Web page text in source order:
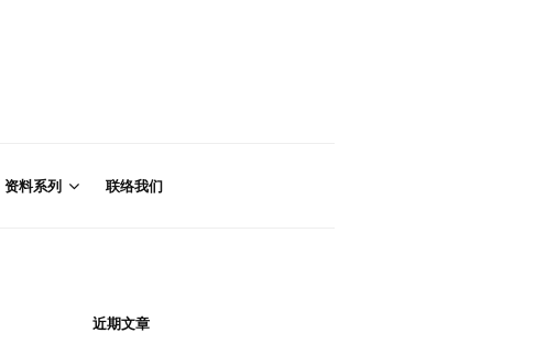
资料系列 联络我们
近期文章